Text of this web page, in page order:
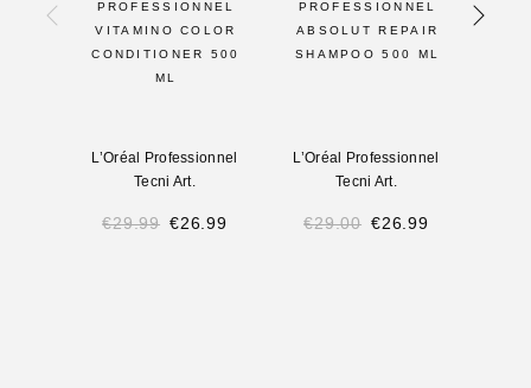
PROFESSIONNEL
VITAMINO COLOR
CONDITIONER 500
ML
L’Oréal Professionnel
Tecni Art.
€29.99 €26.99
PROFESSIONNEL
ABSOLUT REPAIR
SHAMPOO 500 ML
L’Oréal Professionnel
Tecni Art.
€29.00 €26.99